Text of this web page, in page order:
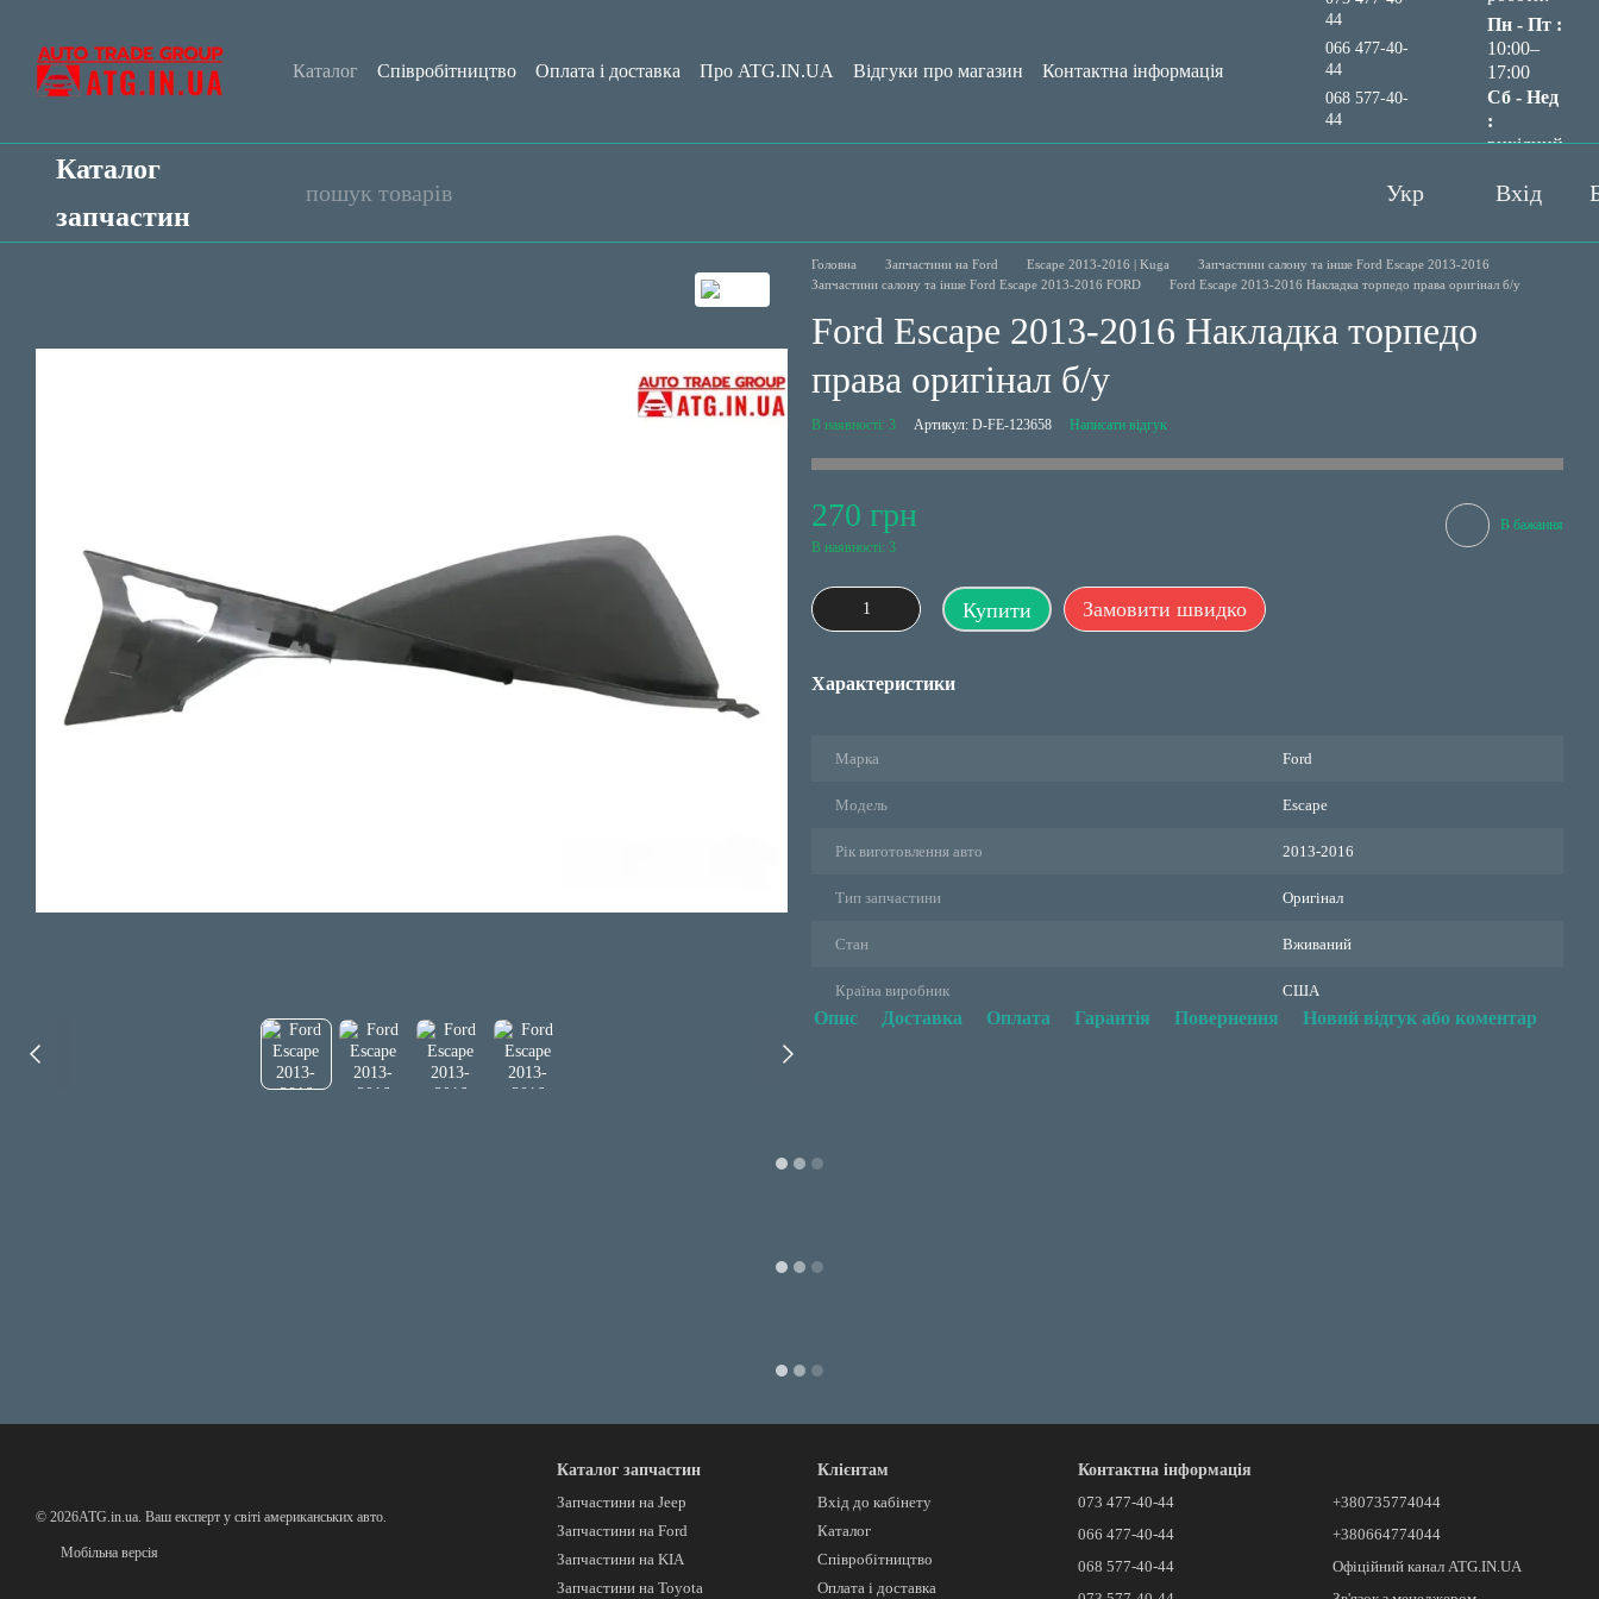
Каталог Співробітництво Оплата і доставка Про ATG.IN.UA Відгуки про магазин
Контактна інформація
44
066 477-40-
44
068 577-40-
44
Передзвонити вам?
Пн - Пт :
10:00–
17:00
Сб - Нед
:
вихідний
Каталог
запчастин
Укр Вхід
Головна Запчастини на Ford Escape 2013-2016 | Kuga
Запчастини салону та інше Ford Escape 2013-2016
Запчастини салону та інше Ford Escape 2013-2016 FORD
Ford Escape 2013-2016 Накладка торпедо права оригінал б/у
Ford Escape 2013-2016 Накладка торпедо
права оригінал б/у
В наявності: 3 Артикул: D-FE-123658 Написати відгук
270 грн
В наявності: 3
В бажання
Купити Замовити швидко
Характеристики
Марка Ford
Модель Escape
Рік виготовлення авто 2013-2016
Тип запчастини Оригінал
Стан Вживаний
Країна виробник США
Опис Доставка Оплата Гарантія Повернення Новий відгук або коментар
© 2026ATG.in.ua. Ваш експерт у світі американських авто.
Мобільна версія
Каталог запчастин
Запчастини на Jeep
Запчастини на Ford
Запчастини на KIA
Запчастини на Toyota
Клієнтам
Вхід до кабінету
Каталог
Співробітництво
Оплата і доставка
Контактна інформація
073 477-40-44
066 477-40-44
068 577-40-44
+380735774044
+380664774044
Офіційний канал ATG.IN.UA